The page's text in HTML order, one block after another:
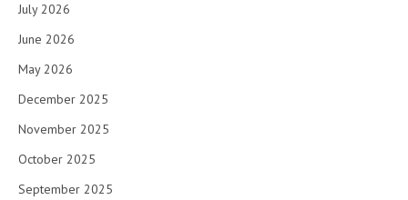
July 2026
June 2026
May 2026
December 2025
November 2025
October 2025
September 2025